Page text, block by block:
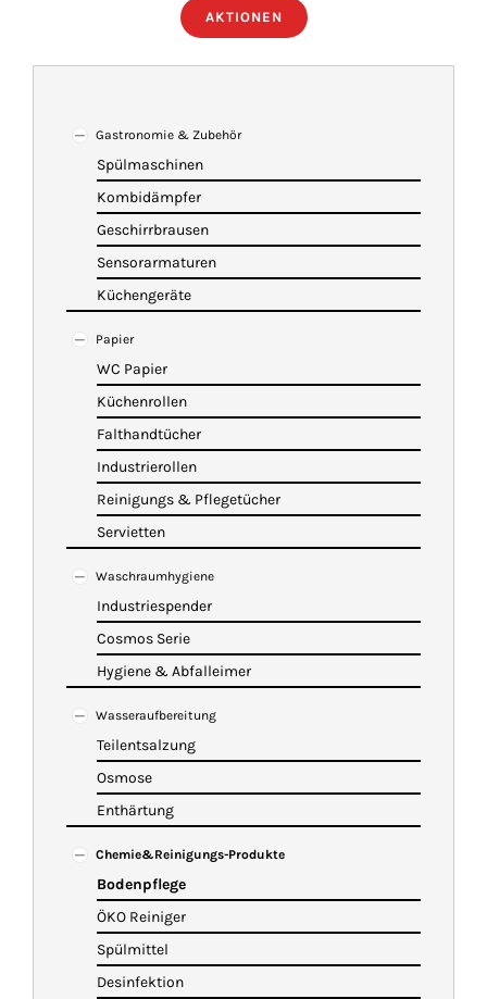
IMBISSANHÄNGER
KATALOG
WARENKORB
AKTIONEN
Gastronomie & Zubehör
Spülmaschinen
Kombidämpfer
Geschirrbrausen
Sensorarmaturen
Küchengeräte
Papier
WC Papier
Küchenrollen
Falthandtücher
Industrierollen
Reinigungs & Pflegetücher
Servietten
Waschraumhygiene
Industriespender
Cosmos Serie
Hygiene & Abfalleimer
Wasseraufbereitung
Teilentsalzung
Osmose
Enthärtung
Chemie&Reinigungs-Produkte
Bodenpflege
ÖKO Reiniger
Spülmittel
Desinfektion